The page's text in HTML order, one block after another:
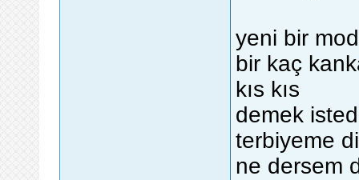
yeni bir
bir kaç
kıs kıs
demek
terbiyeme
ne dersem